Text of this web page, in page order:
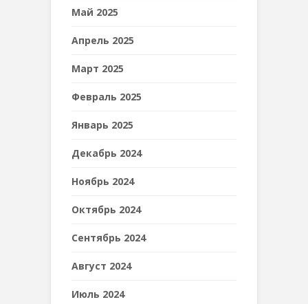
Май 2025
Апрель 2025
Март 2025
Февраль 2025
Январь 2025
Декабрь 2024
Ноябрь 2024
Октябрь 2024
Сентябрь 2024
Август 2024
Июль 2024